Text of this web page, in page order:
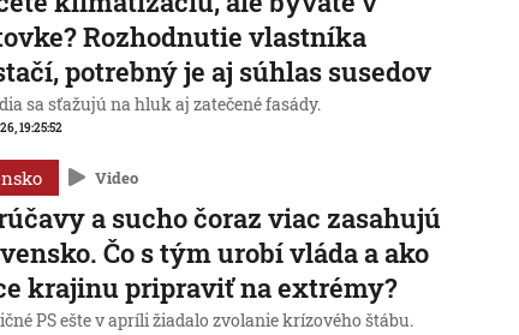
Rozhodnutie vlastníka
potrebný je aj súhlas susedov
sa sťažujú na hluk aj zatečené fasády.
19:25:52
Video
a sucho čoraz viac zasahujú
Čo s tým urobí vláda a ako
krajinu pripraviť na extrémy?
PS ešte v apríli žiadalo zvolanie krízového štábu.